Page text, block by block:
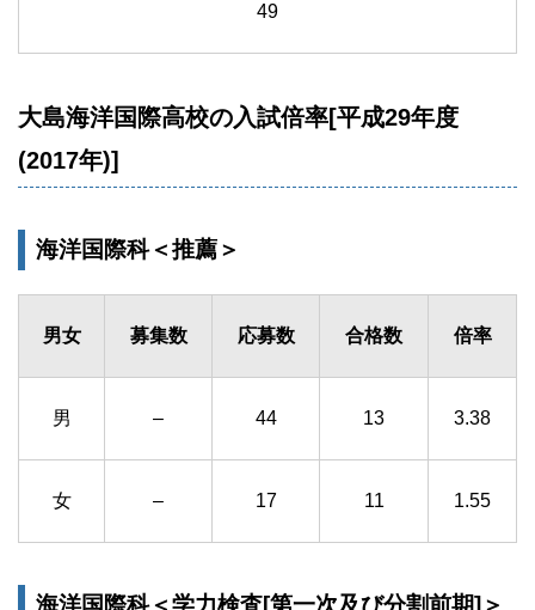
49
大島海洋国際高校の入試倍率[平成29年度
(2017年)]
海洋国際科＜推薦＞
男女 募集数 応募数 合格数 倍率
男 – 44 13 3.38
女 – 17 11 1.55